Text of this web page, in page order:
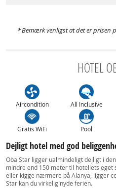
Bemærk venligst at det er prisen
HOTEL
Aircondition All Inclusive
Gratis WiFi Pool
Dejligt hotel med god
Oba Star ligger ualmindeligt dejligt i
mindre end 150 meter til hotellets eget
eller kigge nærmere på Alanya, ligger
Star kan du virkelig nyde ferien.